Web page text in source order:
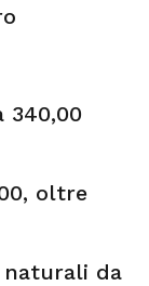
340,00
oltre
da